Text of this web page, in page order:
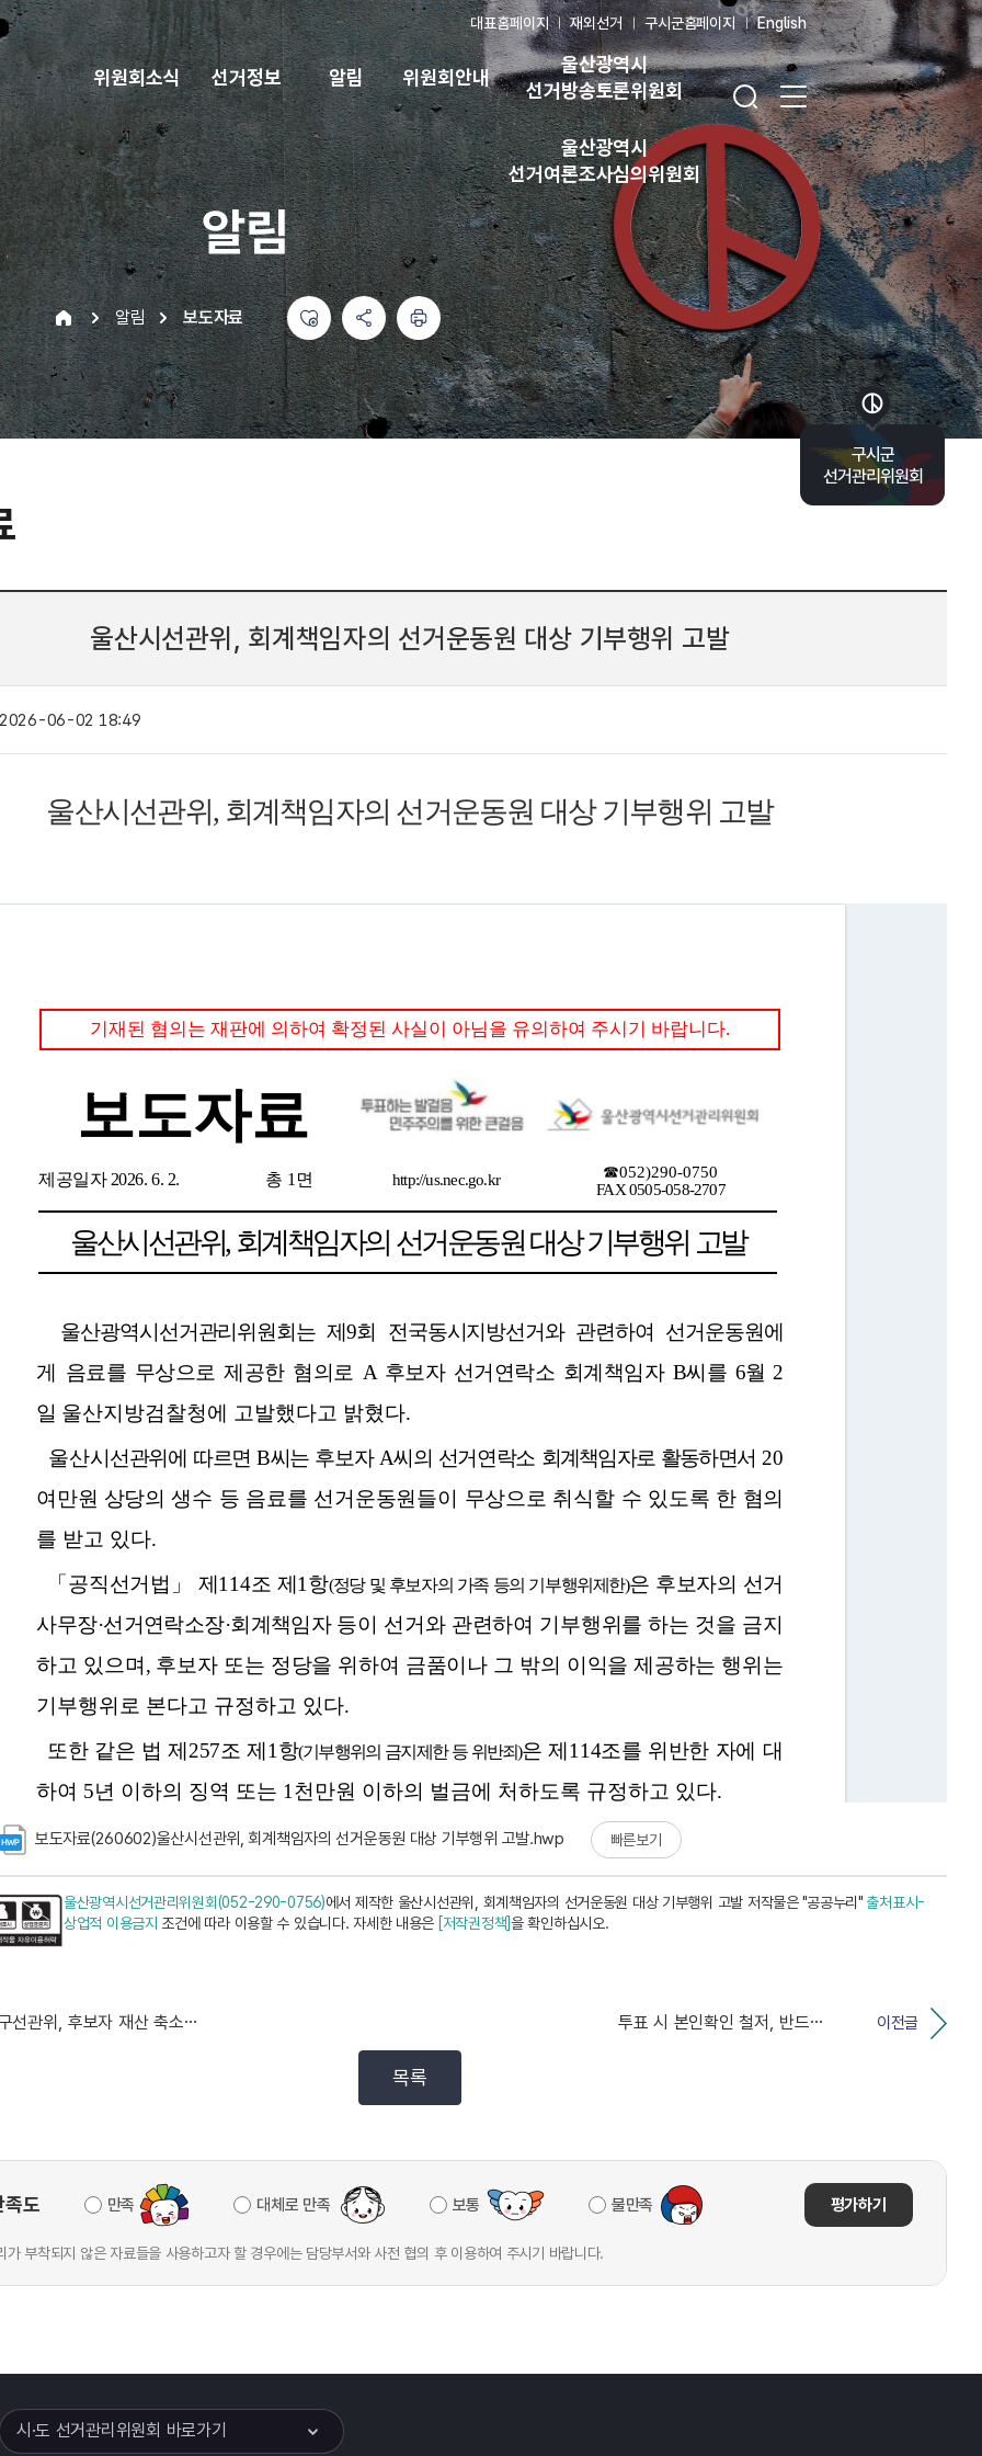
대표홈페이지 재외선거 구시군홈페이지 English
위원회소식 선거정보 알림 위원회안내
울산광역시
선거방송토론위원회
울산광역시
선거여론조사심의위원회
알림
알림 보도자료
울산시선관위, 회계책임자의 선거운동원 대상 기부행위 고발
2026-06-02 18:49
울산시선관위 , 회계책임자의 선거운동원 대상 기부행위 고발
보도자료(260602)울산시선관위, 회계책임자의 선거운동원 대상 기부행위 고발.hwp 빠른보기
울산광역시선거관리위원회(052-290-0756)에서 제작한 울산시선관위, 회계책임자의 선거운동원 대상 기부행위 고발 저작물은 "공공누리" 출처표시-
상업적 이용금지 조건에 따라 이용할 수 있습니다. 자세한 내용은 [저작권정책]을 확인하십시오.
남구선관위, 후보자 재산 축소신고 허위사실 공표 혐의로... 이전글
투표 시 본인확인 철저, 반드시 한 명의 후보자에게 투...
목록
족도 만족 대체로 만족 보통 불만족 평가하기
가 부착되지 않은 자료들을 사용하고자 할 경우에는 담당부서와 사전 협의 후 이용하여 주시기 바랍니다.
구시군
선거관리위원회
바로가기 목록 열기
시·도 선거관리위원회 바로가기